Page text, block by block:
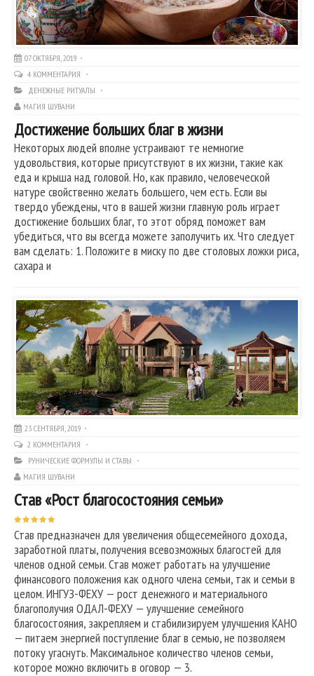
07 ОКТЯБРЯ, 2019
4 КОММЕНТАРИЯ
ДЕНЕЖНЫЕ РИТУАЛЫ
МАГИЯ ШУВАНИ
Достижение больших благ в жизни
Некоторых людей вполне устраивают те немногие
удовольствия, которые присутствуют в их жизни, такие как
еда и крыша над головой. Но, как правило, человеческой
натуре свойственно желать большего, чем есть. Если вы
твердо убеждены, что в вашей жизни главную роль играет
достижение больших благ, то этот обряд поможет вам
убедиться, что вы всегда можете заполучить их. Что следует
вам сделать: 1. Положите в миску по две столовых ложки риса,
сахара и
23 СЕНТЯБРЯ, 2019
2 КОММЕНТАРИЯ
РУНИЧЕСКИЕ ФОРМУЛЫ И СТАВЫ
МАГИЯ ШУВАНИ
Став «Рост благосостояния семьи»
Став предназначен для увеличения общесемейного дохода,
заработной платы, получения всевозможных благостей для
членов одной семьи. Став может работать на улучшение
финансового положения как одного члена семьи, так и семьи в
целом. ИНГУЗ-ФЕХУ — рост денежного и материального
благополучия ОДАЛ-ФЕХУ — улучшение семейного
благосостояния, закрепляем и стабилизируем улучшения КАНО
— питаем энергией поступление благ в семью, не позволяем
потоку угаснуть. Максимальное количество членов семьи,
которое можно включить в оговор — 3.